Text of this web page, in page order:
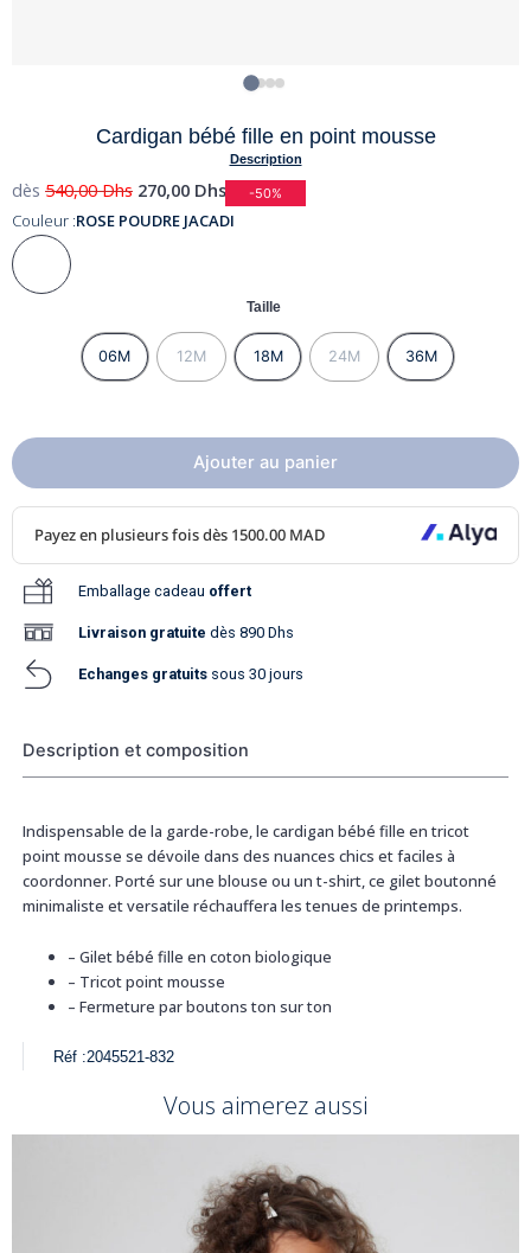
Cardigan bébé fille en point mousse
Description
dès 540,00Dhs 270,00 Dhs -50%
Couleur :ROSE POUDRE JACADI
Taille
06M 12M 18M 24M 36M
Ajouter au panier
Emballage cadeau offert
Livraison gratuite dès 890 Dhs
Echanges gratuits sous 30 jours
Description et composition
Indispensable de la garde-robe, le cardigan bébé fille en tricot
point mousse se dévoile dans des nuances chics et faciles à
coordonner. Porté sur une blouse ou un t-shirt, ce gilet boutonné
minimaliste et versatile réchauffera les tenues de printemps.
– Gilet bébé fille en coton biologique
– Tricot point mousse
– Fermeture par boutons ton sur ton
Réf :2045521-832
Vous aimerez aussi